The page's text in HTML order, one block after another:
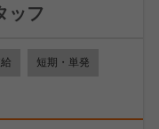
ッフ
短期・単発